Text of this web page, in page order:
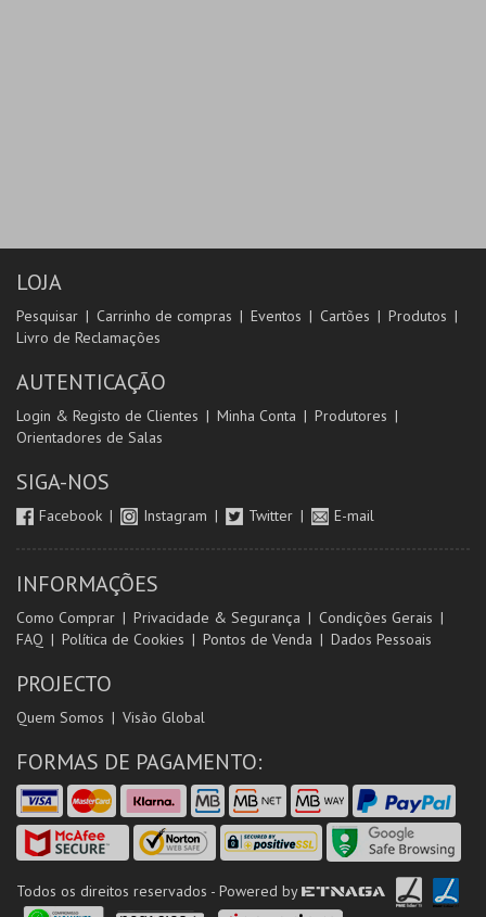
LOJA
Pesquisar Carrinho de compras Eventos Cartões
Produtos
Livro de Reclamações
AUTENTICAÇÃO
Login & Registo de Clientes Minha Conta
Produtores
Orientadores de Salas
SIGA-NOS
Facebook Instagram Twitter E-mail
INFORMAÇÕES
Como Comprar Privacidade & Segurança
Condições Gerais
FAQ
Política de Cookies Pontos de Venda Dados Pessoais
PROJECTO
Quem Somos Visão Global
FORMAS DE PAGAMENTO:
Todos os direitos reservados - Powered by ETNAGA